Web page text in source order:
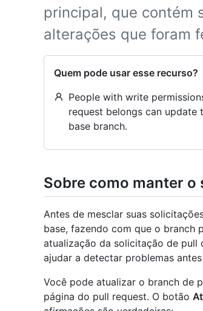
principal, que contém
alterações que foram
Quem pode usar esse recurso?
People with write
request belongs can update
base branch.
Sobre como manter
Antes de mesclar suas
base, fazendo com que o branch
atualização da solicitação de pull
ajudar a detectar problemas
Você pode atualizar o branch de
página do pull request. O botão